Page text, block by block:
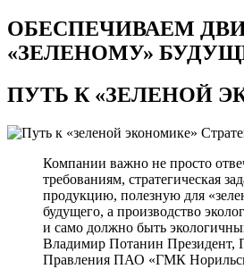
ОБЕСПЕЧИВАЕМ
«ЗЕЛЕНОМУ»
ПУТЬ К«ЗЕЛЕНОЙ
Компании важно не просто
требованиям, стратегическая
продукцию, полезную для
будущего, а производство
и само должно быть
Владимир Потанин Президент,
Правления ПАО «ГМК